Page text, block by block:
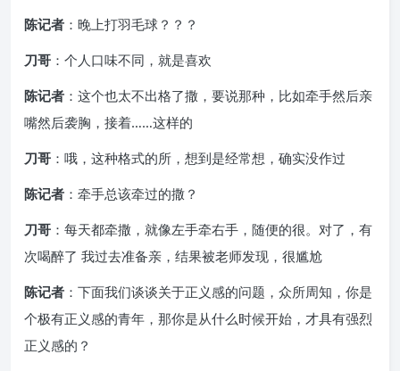
陈记者 ：晚上打羽毛球？？？
刀哥 ：个人口味不同，就是喜欢
陈记者 ：这个也太不出格了撒，要说那种，比如牵手然后亲
嘴然后袭胸，接着……这样的
刀哥 ：哦，这种格式的所，想到是经常想，确实没作过
陈记者 ：牵手总该牵过的撒？
刀哥 ：每天都牵撒，就像左手牵右手，随便的很。对了，有
次喝醉了 我过去准备亲，结果被老师发现，很尴尬
陈记者 ：下面我们谈谈关于正义感的问题，众所周知，你是
个极有正义感的青年，那你是从什么时候开始，才具有强烈
正义感的？